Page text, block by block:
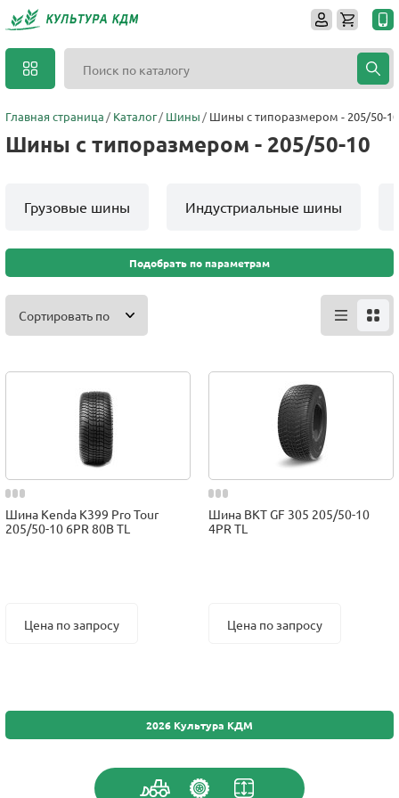
Главная страница Каталог Шины Шины с типоразмером - 205/50-10
Шины с типоразмером - 205/50-10
Грузовые шины Индустриальные шины
Подобрать по параметрам
Сортировать по
Шина Kenda K399 Pro Tour
205/50-10 6PR 80B TL
Цена по запросу
Шина BKT GF 305 205/50-10
4PR TL
Цена по запросу
2026 Культура КДМ